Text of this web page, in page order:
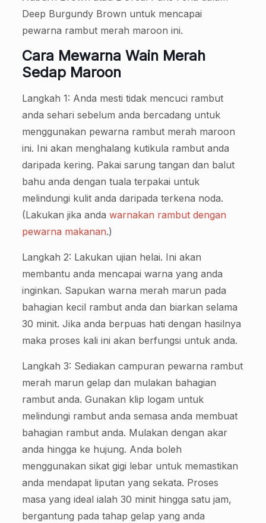
Deep Burgundy Brown untuk mencapai
pewarna rambut merah maroon ini.
Cara Mewarna Wain Merah
Sedap Maroon
Langkah 1: Anda mesti tidak mencuci rambut
anda sehari sebelum anda bercadang untuk
menggunakan pewarna rambut merah maroon
ini. Ini akan menghalang kutikula rambut anda
daripada kering. Pakai sarung tangan dan balut
bahu anda dengan tuala terpakai untuk
melindungi kulit anda daripada terkena noda.
(Lakukan jika anda warnakan rambut dengan
pewarna makanan.)
Langkah 2: Lakukan ujian helai. Ini akan
membantu anda mencapai warna yang anda
inginkan. Sapukan warna merah marun pada
bahagian kecil rambut anda dan biarkan selama
30 minit. Jika anda berpuas hati dengan hasilnya
maka proses kali ini akan berfungsi untuk anda.
Langkah 3: Sediakan campuran pewarna rambut
merah marun gelap dan mulakan bahagian
rambut anda. Gunakan klip logam untuk
melindungi rambut anda semasa anda membuat
bahagian rambut anda. Mulakan dengan akar
anda hingga ke hujung. Anda boleh
menggunakan sikat gigi lebar untuk memastikan
anda mendapat liputan yang sekata. Proses
masa yang ideal ialah 30 minit hingga satu jam,
bergantung pada tahap gelap yang anda